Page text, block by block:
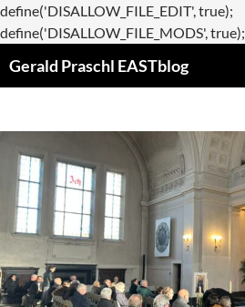
define('DISALLOW_FILE_EDIT', true);
define('DISALLOW_FILE_MODS', true);
Gerald Praschl EASTblog